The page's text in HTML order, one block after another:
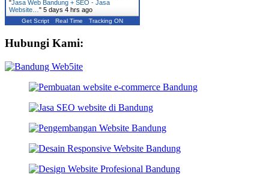
"Jasa Web Bandung + SEO - Jasa
Website… " 5 days 4 hrs ago
Get Script Real Time Tracking ON
Hubungi Kami: